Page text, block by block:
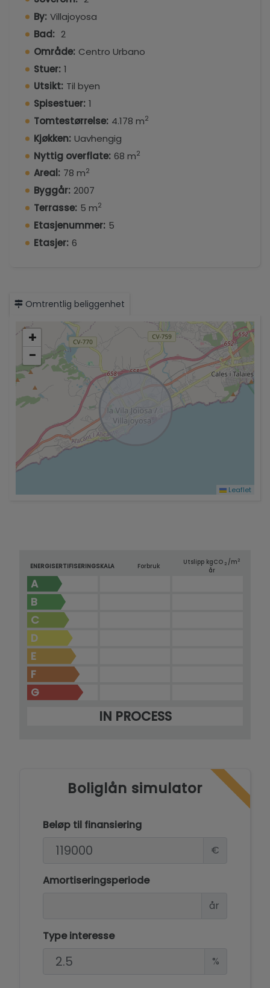
By: Villajoyosa
Bad: 2
Område: Centro Urbano
Stuer: 1
Utsikt: Til byen
Spisestuer: 1
Tomtestørrelse: 4.178 m2
Kjøkken: Uavhengig
Nyttig overflate: 68 m2
Areal: 78 m2
Byggår: 2007
Terrasse: 5 m2
Etasjenummer: 5
Etasjer: 6
Omtrentlig beliggenhet
+
−
Leaflet
ENERGISERTIFISERINGSKALA Forbruk
Utslipp kgCO2/m2
år
A
B
C
D
E
F
G
IN PROCESS
Boliglån simulator
Beløp til finansiering
€
Amortiseringsperiode
år
Type interesse
%